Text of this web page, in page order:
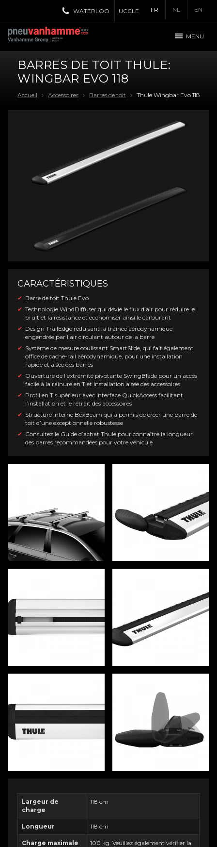
FR NL EN
WATERLOO UCCLE
MENU
BARRES DE TOIT THULE:
WINGBAR EVO 118
Accueil Accessoires Barres de toit Thule Wingbar Evo 118
CARACTÉRISTIQUES
Barre de toit Thule Evo
Technologie WindDiffuser qui dévie le flux d’air pour réduire le
bruit et la résistance et économiser ainsi le carburant
Design TrailEdge réduisant la traînée aérodynamique
engendrée par l'air circulant autour de la barre
Système de mesure coulissant SmartSlide, qui fait également
office de cache-rail aérodynamique, pour une installation
rapide et aisée des barres
Ouverture de l'extrémité pivotante SwingBlade pour un accès
facile à la rainure en T et installation aisée des accessoires
Profil en T supérieur avec interface QuickAccess facilitant
l’installation et le retrait des accessoires
Structure interne BoxBeam qui a permis de créer une barre de
toit d’une exceptionnelle robustesse
Consultez le Guide d’achat Thule pour connaître la longueur
des barres recommandées pour votre véhicule
Largeur de
charge
118 cm
Longueur 118 cm
Charge maximale
100 kg. Veuillez également vérifier la